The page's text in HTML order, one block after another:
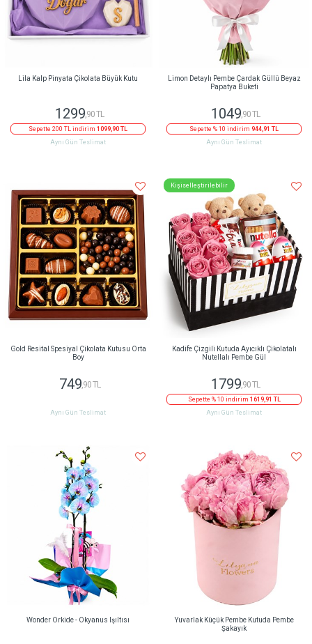
Lila Kalp Pinyata Çikolata Büyük Kutu
1299,90 TL
Sepette 200 TL indirim 1099,90 TL
Aynı Gün Teslimat
Limon Detaylı Pembe Çardak Güllü Beyaz
Papatya Buketi
1049,90 TL
Sepette % 10 indirim 944,91 TL
Aynı Gün Teslimat
Gold Resital Spesiyal Çikolata Kutusu Orta
Boy
749,90 TL
Aynı Gün Teslimat
Kişiselleştirilebilir
Kadife Çizgili Kutuda Ayıcıklı Çikolatalı
Nutellalı Pembe Gül
1799,90 TL
Sepette % 10 indirim 1619,91 TL
Aynı Gün Teslimat
Wonder Orkide - Okyanus Işıltısı
Yuvarlak Küçük Pembe Kutuda Pembe
Şakayık